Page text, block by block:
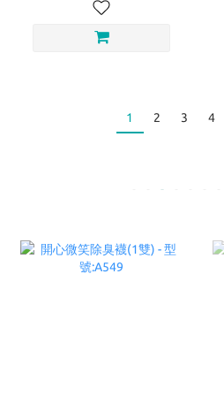
1 2 3 4